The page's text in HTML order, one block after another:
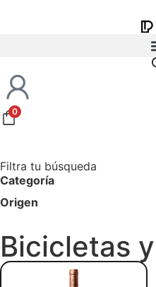
0
Filtra tu búsqueda
Categoría
Origen
Bicicletas